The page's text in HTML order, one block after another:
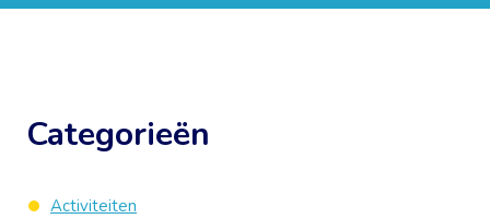
Categorieën
Activiteiten